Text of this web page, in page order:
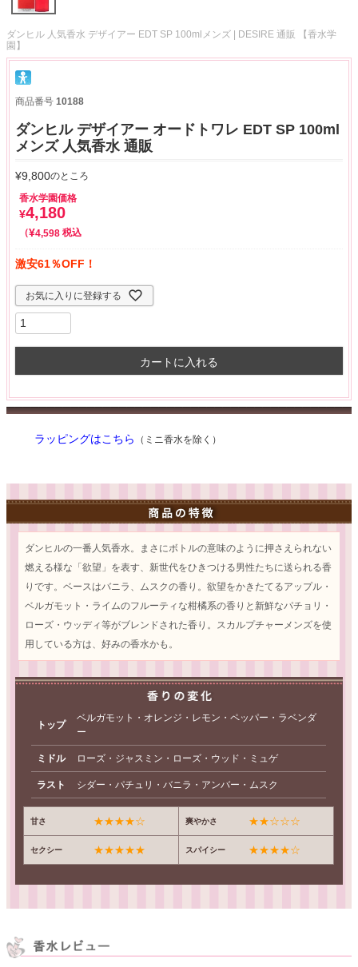
ダンヒル 人気香水 デザイアー EDT SP 100mlメンズ | DESIRE 通販 【香水学
園】
商品番号 10188
ダンヒル デザイアー オードトワレ EDT SP 100ml
メンズ 人気香水 通販
¥9,800のところ
香水学園価格
¥4,180
¥4,598 税込
激安61％OFF！
お気に入りに登録する
カートに入れる
ラッピングはこちら （ミニ香水を除く）
ダンヒルの一番人気香水。まさにボトルの意味のように押さえられない
燃える様な「欲望」を表す、新世代をひきつける男性たちに送られる香
りです。ベースはバニラ、ムスクの香り。欲望をかきたてるアップル・
ベルガモット・ライムのフルーティな柑橘系の香りと新鮮なパチョリ・
ローズ・ウッディ等がブレンドされた香り。スカルプチャーメンズを使
用している方は、好みの香水かも。
トップ
ベルガモット・オレンジ・レモン・ペッパー・ラベンダ
ー
ミドル ローズ・ジャスミン・ローズ・ウッド・ミュゲ
ラスト シダー・パチュリ・バニラ・アンバー・ムスク
甘さ ★★★★☆ 爽やかさ ★★☆☆☆
セクシー ★★★★★ スパイシー ★★★★☆